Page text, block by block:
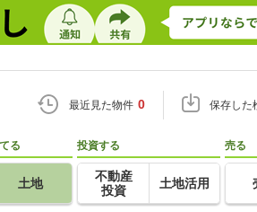
最近見た物件 0 保存した
る
土地
投資する
不動産
投資
土地活用
売る